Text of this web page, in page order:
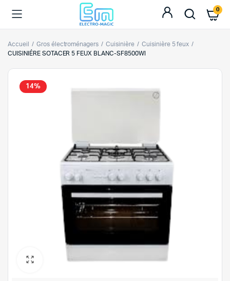
0
Accueil Gros électroménagers Cuisinière
Cuisinière 5 feux
CUISINIÉRE SOTACER 5 FEUX BLANC-SF8500WI
14%